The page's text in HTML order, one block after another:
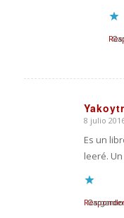
Dice:
8 julio
Es un
leeré.